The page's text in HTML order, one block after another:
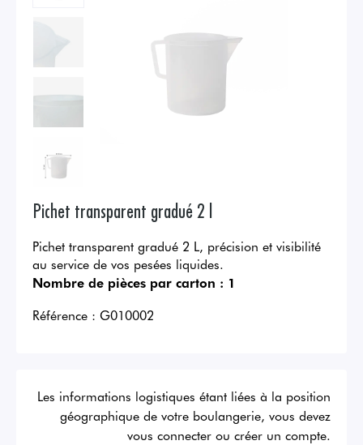
Pichet transparent gradué 2 l
Pichet transparent gradué 2 L, précision et visibilité
au service de vos pesées liquides.
Nombre de pièces par carton : 1
Référence : G010002
Les informations logistiques étant liées à la position
géographique de votre boulangerie, vous devez
vous connecter ou créer un compte.